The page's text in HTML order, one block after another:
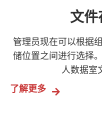
文件
管理员现在可以根据
储位置之间进行选择
人数据室
了解更多